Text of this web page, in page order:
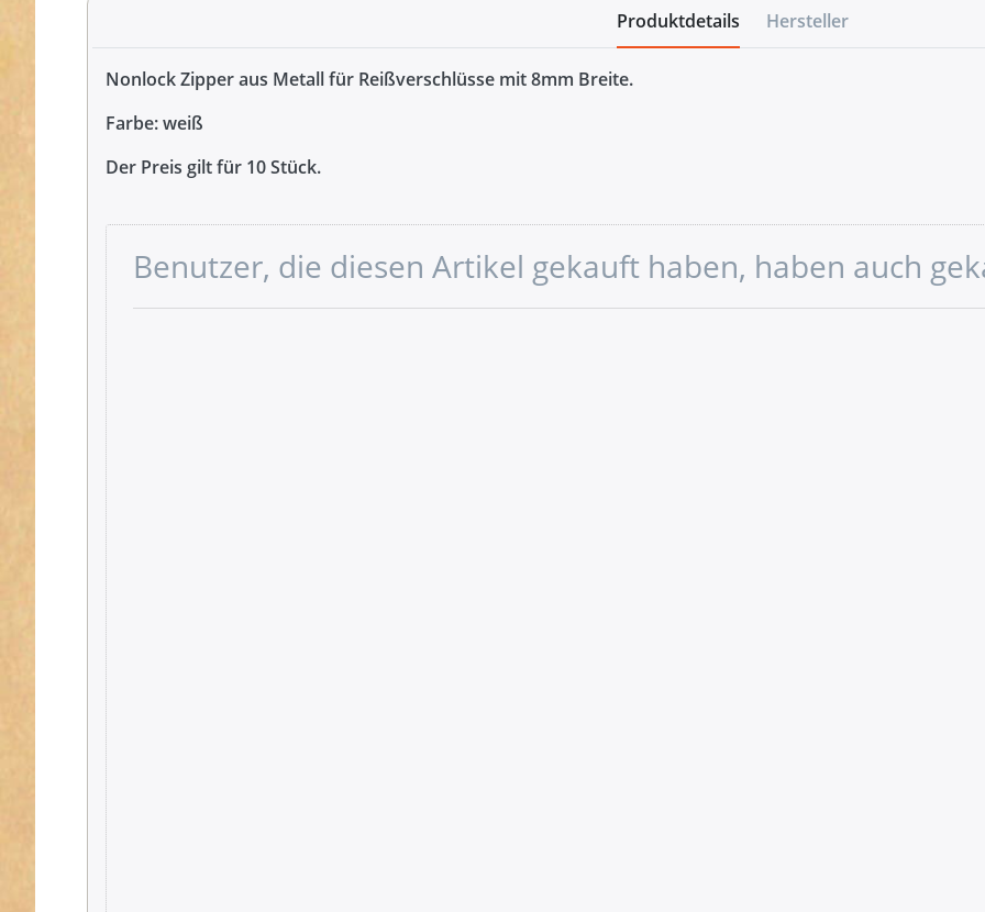
Produktdetails Hersteller
Nonlock Zipper aus Metall für Reißverschlüsse mit 8mm Breite.
Farbe: weiß
Der Preis gilt für 10 Stück.
Benutzer, die diesen Artikel gekauft haben, haben auch